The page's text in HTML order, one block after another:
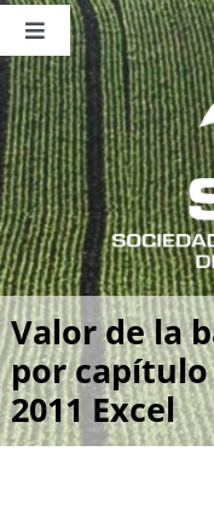
Saltar
contenido
Toggle
Navigation
Nosotros
Publicaciones
Sala de Prensa
Eventos
Valor de la
por capítulo
2011 Excel